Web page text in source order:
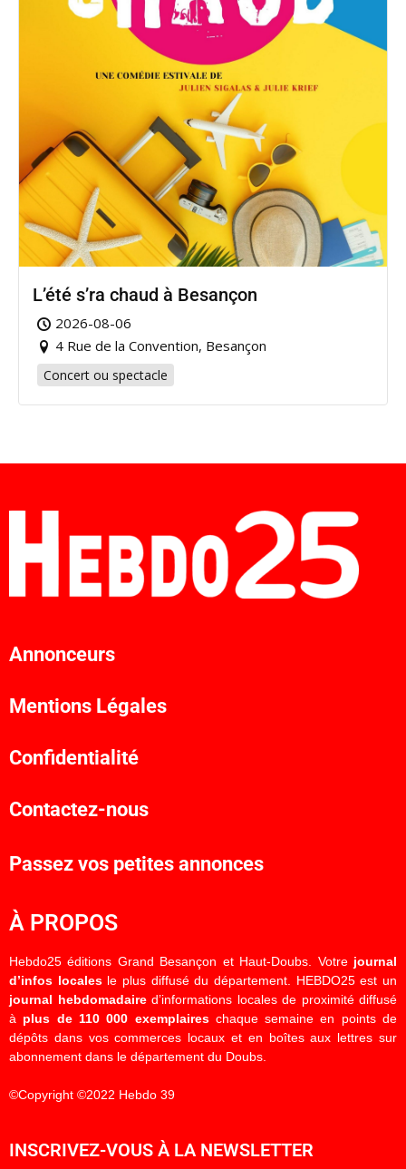
L’été s’ra chaud à Besançon
2026-08-06
4 Rue de la Convention, Besançon
Concert ou spectacle
Annonceurs
Mentions Légales
Confidentialité
Contactez-nous
Passez vos petites annonces
À PROPOS
Hebdo25 éditions Grand Besançon et Haut-Doubs. Votre journal
d’infos localesle plus diffusé du département. HEBDO25 est un
journal hebdomadaired’informations locales de proximité diffusé
à plus de 110 000 exemplaireschaque semaine en points de
dépôts dans vos commerces locaux et en boîtes aux lettres sur
abonnement dans le département du Doubs.
©Copyright ©2022 Hebdo 39
INSCRIVEZ-VOUS À LA NEWSLETTER